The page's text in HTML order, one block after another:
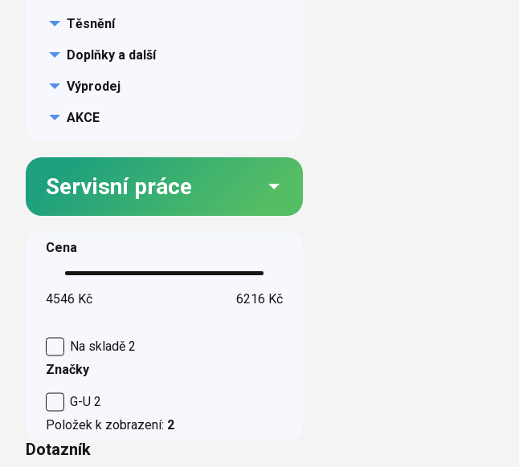
Těsnění
Doplňky a další
Výprodej
AKCE
Servisní práce
Cena
4546 Kč 6216 Kč
Na skladě 2
Značky
G-U 2
Položek k zobrazení: 2
Dotazník